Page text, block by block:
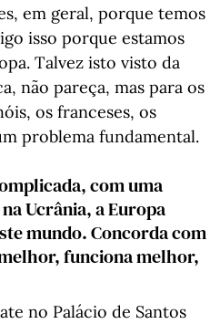
em geral, porque temos
isso porque estamos
Talvez isto visto da
não pareça, mas para os
os franceses, os
problema fundamental.
com uma
Ucrânia, a Europa
mundo. Concorda com
funciona melhor,
no Palácio de Santos